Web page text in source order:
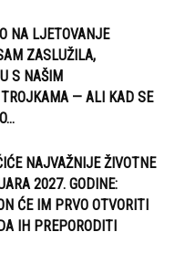
NA LJETOVANJE
ZASLUŽILA,
S NAŠIM
— ALI KAD SE
NAJVAŽNIJE ŽIVOTNE
2027. GODINE:
ĆE IM PRVO OTVORITI
IH PREPORODITI